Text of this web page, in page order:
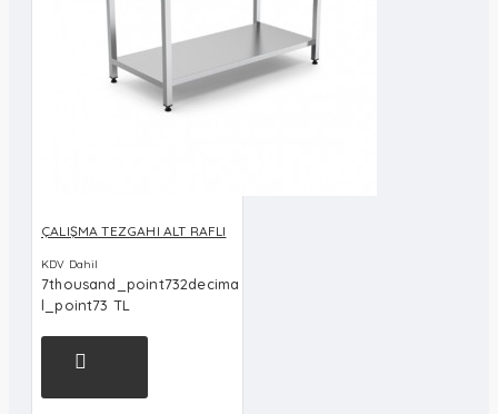
ÇALIŞMA TEZGAHI ALT RAFLI
KDV Dahil
7thousand_point732decima
l_point73 TL